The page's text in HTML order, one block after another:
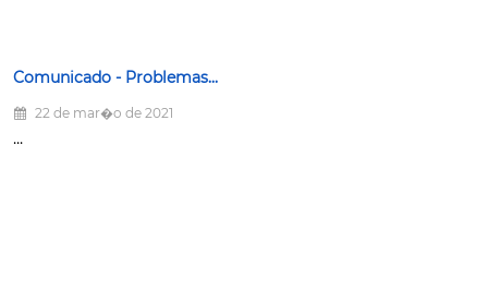
Comunicado - Problemas...
22 de mar�o de 2021
...